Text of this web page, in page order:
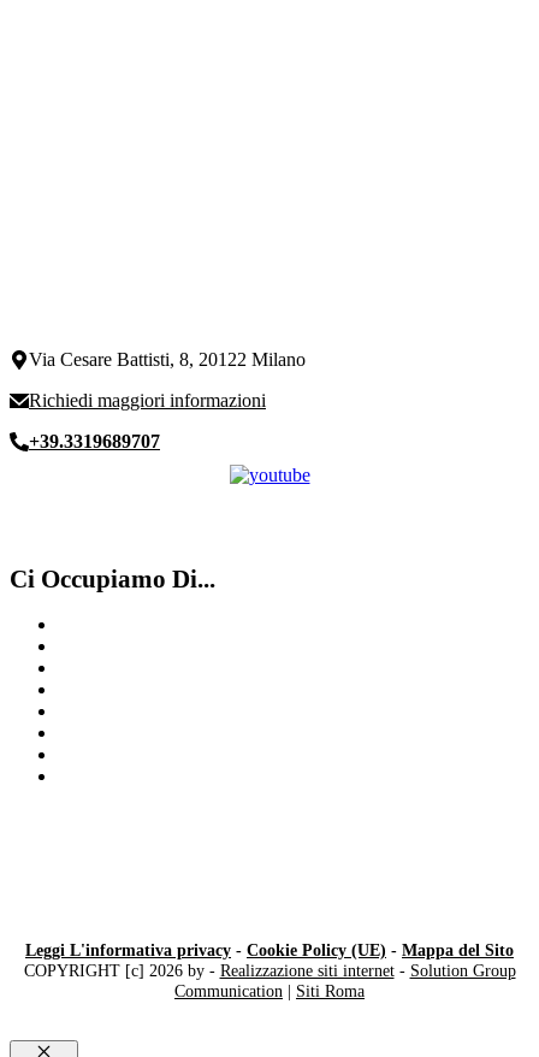
Via Cesare Battisti, 8, 20122 Milano
Richiedi maggiori informazioni
+39.3319689707
Ci Occupiamo Di...
Leggi L'informativa privacy - Cookie Policy (UE) - Mappa del Sito
COPYRIGHT [c] 2026 by - Realizzazione siti internet- Solution Group
Communication | Siti Roma